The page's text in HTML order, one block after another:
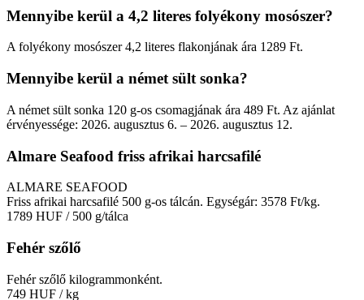
Mennyibe kerül a 4,2 literes folyékony mosószer?
A folyékony mosószer 4,2 literes flakonjának ára 1289 Ft.
Mennyibe kerül a német sült sonka?
A német sült sonka 120 g-os csomagjának ára 489 Ft. Az ajánlat
érvényessége: 2026. augusztus 6. – 2026. augusztus 12.
Almare Seafood friss afrikai harcsafilé
ALMARE SEAFOOD
Friss afrikai harcsafilé 500 g-os tálcán. Egységár: 3578 Ft/kg.
1789 HUF / 500 g/tálca
Fehér szőlő
Fehér szőlő kilogrammonként.
749 HUF / kg